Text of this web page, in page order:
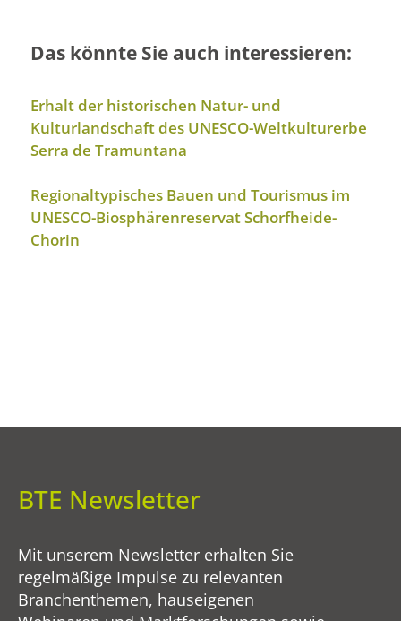
Das könnte Sie auch interessieren:
Erhalt der historischen Natur- und
Kulturlandschaft des UNESCO-Weltkulturerbe
Serra de Tramuntana
Regionaltypisches Bauen und Tourismus im
UNESCO-Biosphärenreservat Schorfheide-
Chorin
BTE Newsletter
Mit unserem Newsletter erhalten Sie
regelmäßige Impulse zu relevanten
Branchenthemen, hauseigenen